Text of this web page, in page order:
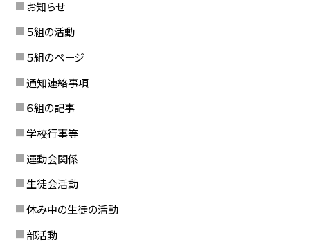
お知らせ
５組の活動
５組のページ
通知連絡事項
６組の記事
学校行事等
運動会関係
生徒会活動
休み中の生徒の活動
部活動